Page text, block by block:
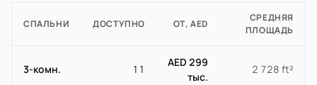
СПАЛЬНИ ДОСТУПНО ОТ, AED
СРЕДНЯЯ
ПЛОЩАДЬ
3-комн. 11
AED 299
тыс.
2 728 ft²